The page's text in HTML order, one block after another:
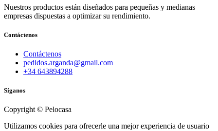
Nuestros productos están diseñados para pequeñas y medianas
empresas dispuestas a optimizar su rendimiento.
Contáctenos
Contáctenos
pedidos.arganda@gmail.com
+34 643894288
Síganos
Copyright © Pelocasa
Utilizamos cookies para ofrecerle una mejor experiencia de usuario